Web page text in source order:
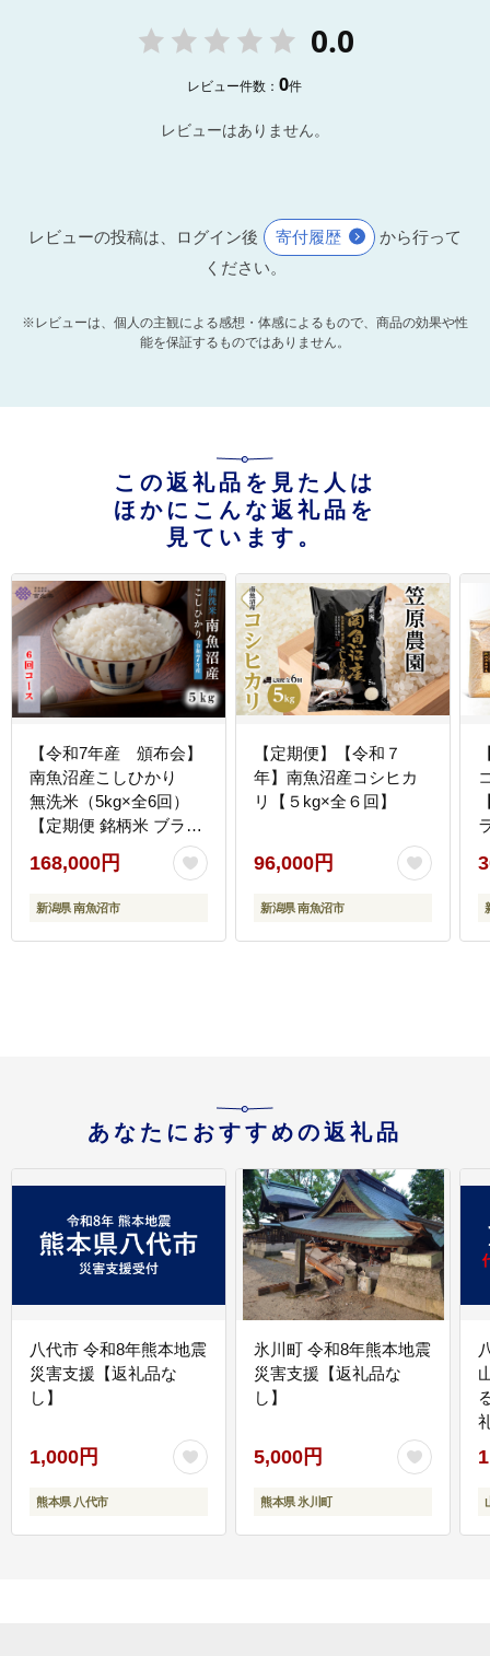
0.0
レビュー件数：0件
レビューはありません。
レビューの投稿は、ログイン後 寄付履歴
から行って
ください。
※レビューは、個人の主観による感想・体感によるもので、商品の効果や性
能を保証するものではありません。
この返礼品を見た人は
ほかにこんな返礼品を
見ています。
【令和7年産 頒布会】
南魚沼産こしひかり
無洗米（5kg×全6回）
【定期便 銘柄米 ブラン
ド米 無洗米 こしひかり
コシヒカリ魚沼産 新潟
米 新潟県産 産地直送 ご
こめ コメ】
168,000円
新潟県 南魚沼市
【定期便】【令和７
年】南魚沼産コシヒカ
リ【５kg×全６回】
96,000円
新潟県 南魚沼市
あなたにおすすめの返礼品
八代市 令和8年熊本地震
災害支援【返礼品な
し】
1,000円
熊本県 八代市
氷川町 令和8年熊本地震
災害支援【返礼品な
し】
5,000円
熊本県 氷川町